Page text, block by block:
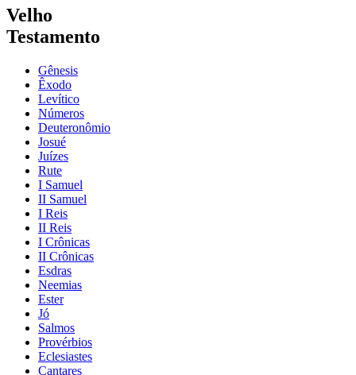
Velho
Testamento
Gênesis
Êxodo
Levítico
Números
Deuteronômio
Josué
Juízes
Rute
I Samuel
II Samuel
I Reis
II Reis
I Crônicas
II Crônicas
Esdras
Neemias
Ester
Jó
Salmos
Provérbios
Eclesiastes
Cantares